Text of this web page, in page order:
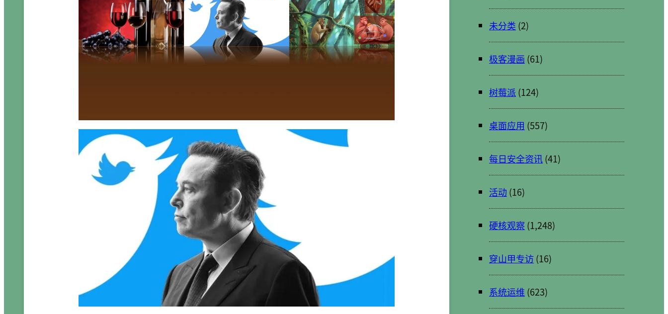
未分类 (2)
极客漫画 (61)
树莓派 (124)
桌面应用 (557)
每日安全资讯(41)
活动 (16)
硬核观察 (1,248)
穿山甲专访(16)
系统运维(623)